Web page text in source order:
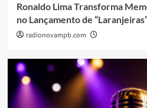
Ronaldo Lima Transforma
no Lançamento de
radionovampb.com